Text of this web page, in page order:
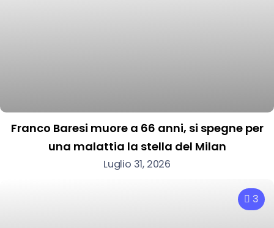
Franco Baresi muore a 66 anni, si spegne per
una malattia la stella del Milan
Luglio 31, 2026
3